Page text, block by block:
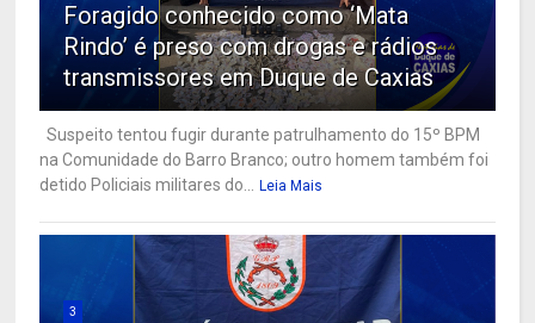
Foragido conhecido como ‘Mata
Rindo’ é preso com drogas e rádios
transmissores em Duque de Caxias
Suspeito tentou fugir durante patrulhamento do 15º BPM
na Comunidade do Barro Branco; outro homem também foi
detido Policiais militares do... Leia Mais
3